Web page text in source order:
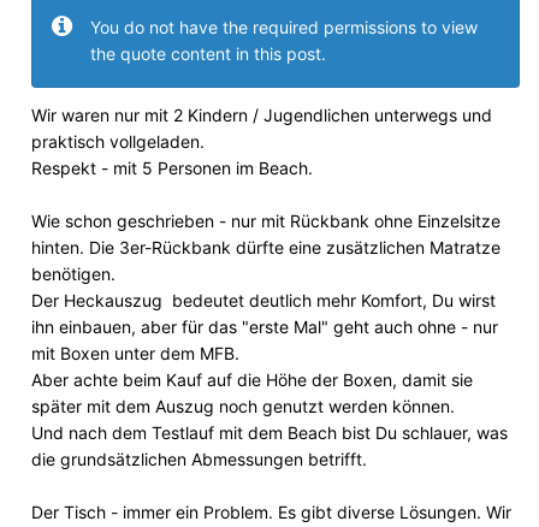
You do not have the required permissions to view
the quote content in this post.
Wir waren nur mit 2 Kindern / Jugendlichen unterwegs und
praktisch vollgeladen.
Respekt - mit 5 Personen im Beach.
Wie schon geschrieben - nur mit Rückbank ohne Einzelsitze
hinten. Die 3er-Rückbank dürfte eine zusätzlichen Matratze
benötigen.
Der Heckauszug bedeutet deutlich mehr Komfort, Du wirst
ihn einbauen, aber für das "erste Mal" geht auch ohne - nur
mit Boxen unter dem MFB.
Aber achte beim Kauf auf die Höhe der Boxen, damit sie
später mit dem Auszug noch genutzt werden können.
Und nach dem Testlauf mit dem Beach bist Du schlauer, was
die grundsätzlichen Abmessungen betrifft.
Der Tisch - immer ein Problem. Es gibt diverse Lösungen. Wir